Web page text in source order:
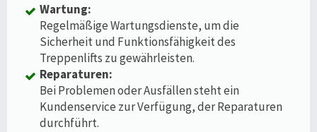
Wartung:
Regelmäßige Wartungsdienste, um die
Sicherheit und Funktionsfähigkeit des
Treppenlifts zu gewährleisten.
Reparaturen:
Bei Problemen oder Ausfällen steht ein
Kundenservice zur Verfügung, der Reparaturen
durchführt.